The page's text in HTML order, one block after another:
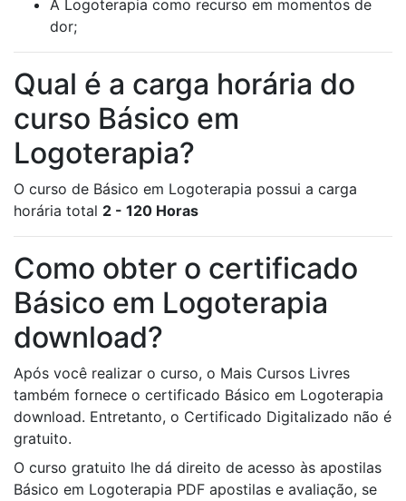
A Logoterapia como recurso em momentos de
dor;
Qual é a carga horária do
curso Básico em
Logoterapia?
O curso de Básico em Logoterapia possui a carga
horária total 2 - 120 Horas
Como obter o certificado
Básico em Logoterapia
download?
Após você realizar o curso, o Mais Cursos Livres
também fornece o certificado Básico em Logoterapia
download. Entretanto, o Certificado Digitalizado não é
gratuito.
O curso gratuito lhe dá direito de acesso às apostilas
Básico em Logoterapia PDF apostilas e avaliação, se